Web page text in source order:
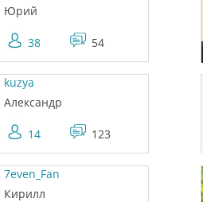
Юрий
38 54
kuzya
Александр
14 123
7even_Fan
Кирилл